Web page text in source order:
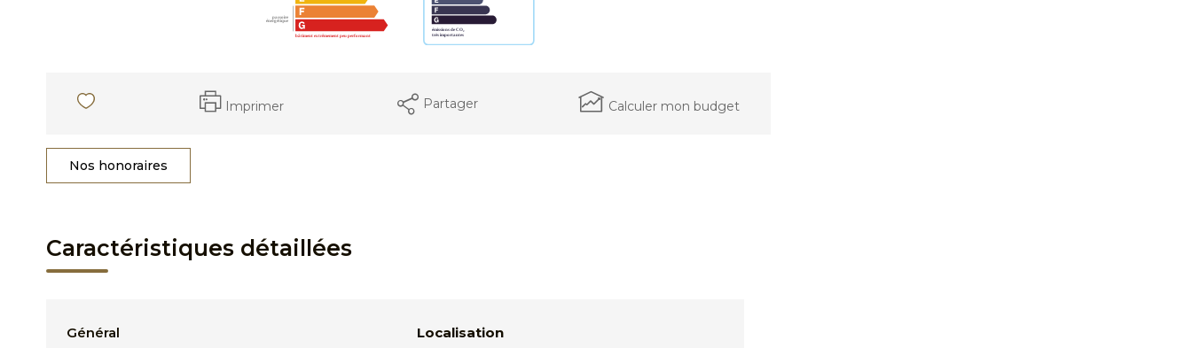
Imprimer Partager Calculer mon budget
Nos honoraires
Caractéristiques détaillées
Général Localisation